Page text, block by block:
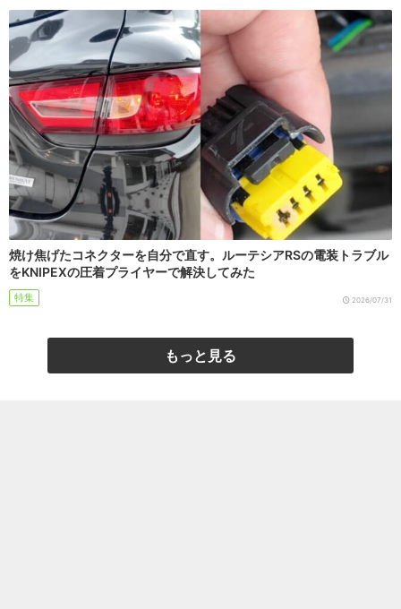
焼け焦げたコネクターを自分で直す。ルーテシアRSの電装トラブル
をKNIPEXの圧着プライヤーで解決してみた
特集 2026/07/31
もっと見る